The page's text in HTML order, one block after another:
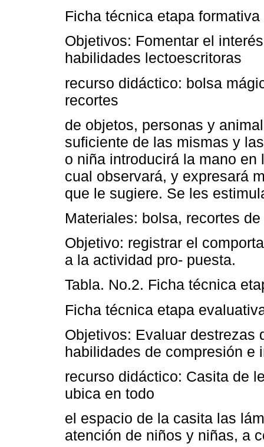
Ficha técnica etapa
Objetivos: Fomentar el
habilidades lectoescritoras
recurso didáctico: bolsa
recortes
de objetos, personas y
suficiente de las mismas y
o niña introducirá la mano
cual observará, y expresará
que le sugiere. Se les
Materiales: bolsa, recortes
Objetivo: registrar el
a la actividad pro- puesta.
Tabla. No.2. Ficha técnica
Ficha técnica etapa
Objetivos: Evaluar destrezas
habilidades de compresión e
recurso didáctico: Casita de
ubica en todo
el espacio de la casita las
atención de niños y niñas, a